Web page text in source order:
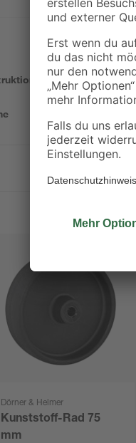
Dörner & Helmer
Kunststoff-Rad 75
mm